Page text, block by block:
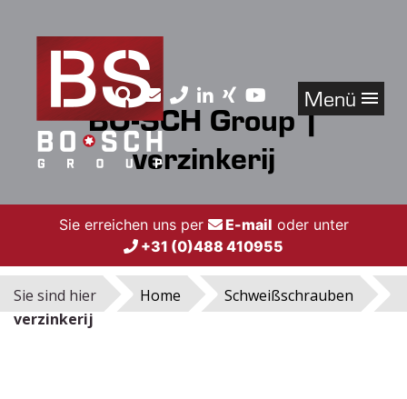
Menü
BO-SCH Group |
verzinkerij
Sie erreichen uns per E-mail oder unter
+31 (0)488 410955
Sie sind hier Home
Schweißschrauben
verzinkerij